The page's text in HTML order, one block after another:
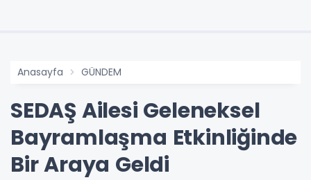
Anasayfa GÜNDEM
SEDAŞ Ailesi Geleneksel
Bayramlaşma Etkinliğinde
Bir Araya Geldi